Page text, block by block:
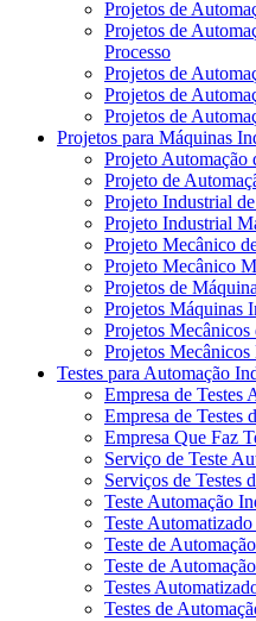
Projetos de
Projetos de
Processo
Projetos de
Projetos de
Projetos de
Projetos para Máquinas
Projeto Automação
Projeto de
Projeto Industrial
Projeto Industrial
Projeto Mecânico
Projeto Mecânico
Projetos de
Projetos Máquinas
Projetos
Projetos
Testes para Automação
Empresa de Testes
Empresa de Testes
Empresa Que Faz
Serviço de Teste
Serviços de Testes
Teste Automação
Teste
Teste de
Teste de
Testes
Testes de